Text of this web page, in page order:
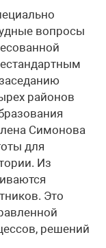
вопросы
районов
Симонова
для
Из
Это
решений